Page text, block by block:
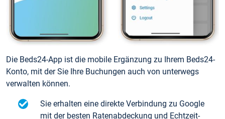
Die Beds24-App ist die mobile Ergänzung zu Ihrem Beds24-
Konto, mit der Sie Ihre Buchungen auch von unterwegs
verwalten können.
Sie erhalten eine direkte Verbindung zu Google
mit der besten Ratenabdeckung und Echtzeit-